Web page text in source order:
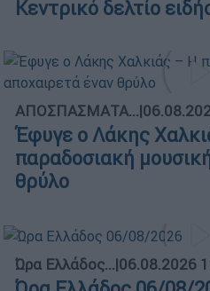
Κεντρικό δελτίο
ΑΠΟΣΠΑΣΜΑΤΑ...|
Έφυγε ο Λάκης
παραδοσιακή
θρύλο
Ώρα Ελλάδος...|06.08.2026